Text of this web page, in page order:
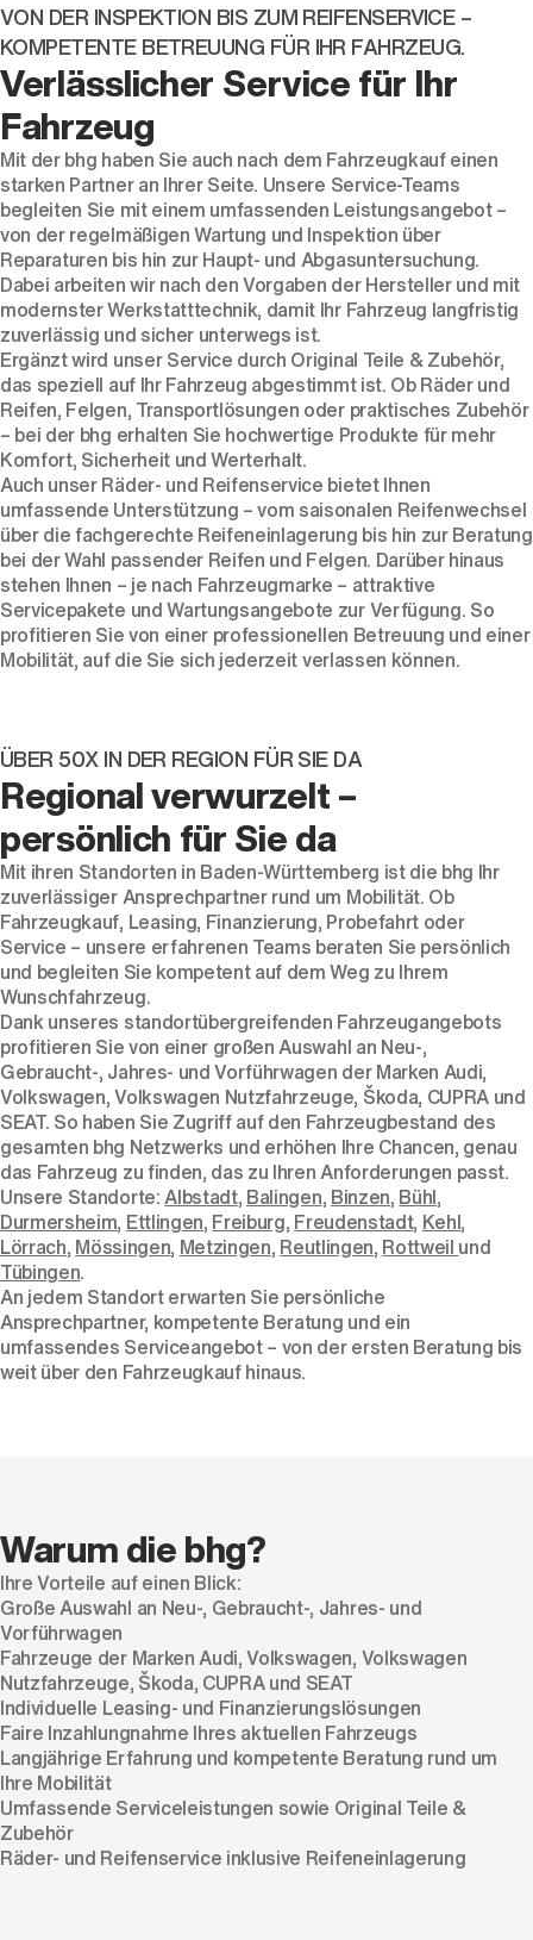
VON DER INSPEKTION BIS ZUM REIFENSERVICE –
KOMPETENTE BETREUUNG FÜR IHR FAHRZEUG.
Verlässlicher Service für Ihr
Fahrzeug
Mit der bhg haben Sie auch nach dem Fahrzeugkauf einen
starken Partner an Ihrer Seite. Unsere Service-Teams
begleiten Sie mit einem umfassenden Leistungsangebot –
von der regelmäßigen Wartung und Inspektion über
Reparaturen bis hin zur Haupt- und Abgasuntersuchung.
Dabei arbeiten wir nach den Vorgaben der Hersteller und mit
modernster Werkstatttechnik, damit Ihr Fahrzeug langfristig
zuverlässig und sicher unterwegs ist.
Ergänzt wird unser Service durch Original Teile & Zubehör,
das speziell auf Ihr Fahrzeug abgestimmt ist. Ob Räder und
Reifen, Felgen, Transportlösungen oder praktisches Zubehör
– bei der bhg erhalten Sie hochwertige Produkte für mehr
Komfort, Sicherheit und Werterhalt.
Auch unser Räder- und Reifenservice bietet Ihnen
umfassende Unterstützung – vom saisonalen Reifenwechsel
über die fachgerechte Reifeneinlagerung bis hin zur Beratung
bei der Wahl passender Reifen und Felgen. Darüber hinaus
stehen Ihnen – je nach Fahrzeugmarke – attraktive
Servicepakete und Wartungsangebote zur Verfügung. So
profitieren Sie von einer professionellen Betreuung und einer
Mobilität, auf die Sie sich jederzeit verlassen können.
ÜBER 50X IN DER REGION FÜR SIE DA
Regional verwurzelt –
persönlich für Sie da
Mit ihren Standorten in Baden-Württemberg ist die bhg Ihr
zuverlässiger Ansprechpartner rund um Mobilität. Ob
Fahrzeugkauf, Leasing, Finanzierung, Probefahrt oder
Service – unsere erfahrenen Teams beraten Sie persönlich
und begleiten Sie kompetent auf dem Weg zu Ihrem
Wunschfahrzeug.
Dank unseres standortübergreifenden Fahrzeugangebots
profitieren Sie von einer großen Auswahl an Neu-,
Gebraucht-, Jahres- und Vorführwagen der Marken Audi,
Volkswagen, Volkswagen Nutzfahrzeuge, Škoda, CUPRA und
SEAT. So haben Sie Zugriff auf den Fahrzeugbestand des
gesamten bhg Netzwerks und erhöhen Ihre Chancen, genau
das Fahrzeug zu finden, das zu Ihren Anforderungen passt.
Unsere Standorte:Albstadt, Balingen, Binzen, Bühl,
Durmersheim, Ettlingen, Freiburg, Freudenstadt, Kehl,
Lörrach, Mössingen, Metzingen, Reutlingen, Rottweil und
Tübingen.
An jedem Standort erwarten Sie persönliche
Ansprechpartner, kompetente Beratung und ein
umfassendes Serviceangebot – von der ersten Beratung bis
weit über den Fahrzeugkauf hinaus.
Warum die bhg?
Ihre Vorteile auf einen Blick:
Große Auswahl an Neu-, Gebraucht-, Jahres- und
Vorführwagen
Fahrzeuge der Marken Audi, Volkswagen, Volkswagen
Nutzfahrzeuge, Škoda, CUPRA und SEAT
Individuelle Leasing- und Finanzierungslösungen
Faire Inzahlungnahme Ihres aktuellen Fahrzeugs
Langjährige Erfahrung und kompetente Beratung rund um
Ihre Mobilität
Umfassende Serviceleistungen sowie Original Teile &
Zubehör
Räder- und Reifenservice inklusive Reifeneinlagerung